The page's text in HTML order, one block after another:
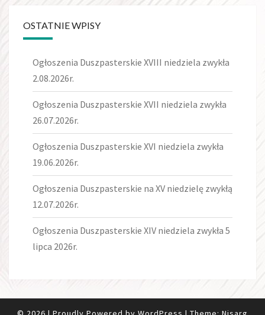
OSTATNIE WPISY
Ogłoszenia Duszpasterskie XVIII niedziela zwykła
2.08.2026r.
Ogłoszenia Duszpasterskie XVII niedziela zwykła
26.07.2026r.
Ogłoszenia Duszpasterskie XVI niedziela zwykła
19.06.2026r.
Ogłoszenia Duszpasterskie na XV niedzielę zwykłą
12.07.2026r.
Ogłoszenia Duszpasterskie XIV niedziela zwykła 5
lipca 2026r.